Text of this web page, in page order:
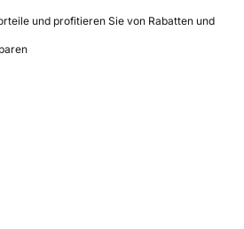
und profitieren Sie von Rabatten und